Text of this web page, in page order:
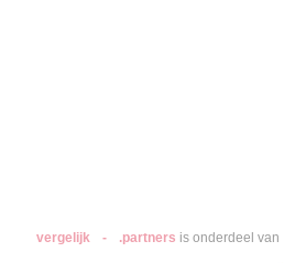
vergelijk
- .partners is onderdeel van